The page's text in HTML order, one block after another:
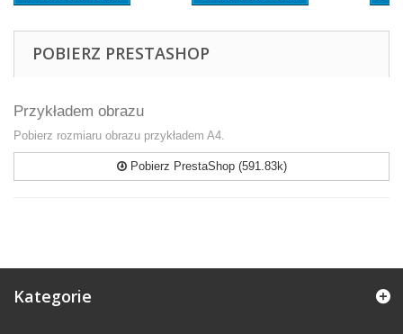
POBIERZ PRESTASHOP
Przykładem obrazu
Pobierz rozmiaru obrazu przykładem A4.
Pobierz PrestaShop (591.83k)
Kategorie